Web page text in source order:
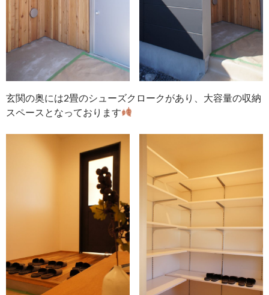
玄関の奥には2畳のシューズクロークがあり、大容量の収納
スペースとなっております